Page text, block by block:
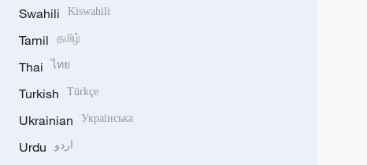
Swahili Kiswahili
Tamil தமிழ்
Thai ไทย
Turkish Türkçe
Ukrainian Українська
Urdu اردو